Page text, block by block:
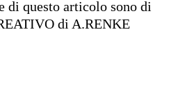
questo articolo sono di
di A.RENKE